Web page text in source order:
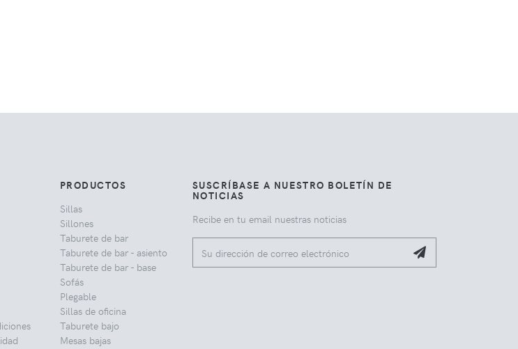
PRODUCTOS
Sillas
Sillones
Taburete de bar
Taburete de bar - asiento
Taburete de bar - base
Sofás
Plegable
Sillas de oficina
Taburete bajo
Mesas bajas
SUSCRÍBASE A NUESTRO BOLETÍN DE
NOTICIAS
Recibe en tu email nuestras noticias